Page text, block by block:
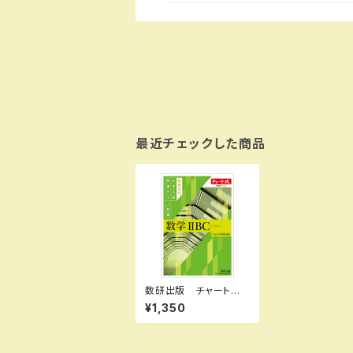
最近チェックした商品
数研出版 チャート式
問題集シリーズ 短期
完成 大学入学共通テ
スト対策 数学IIBC〔ベ
¥1,350